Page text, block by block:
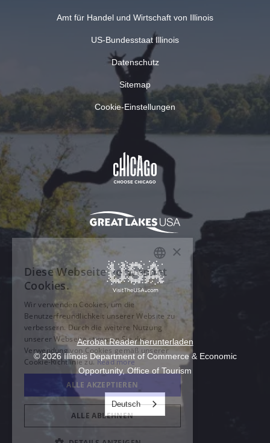
Amt für Handel und Wirtschaft von Illinois
US-Bundesstaat Illinois
Datenschutz
Sitemap
Cookie-Einstellungen
Acrobat Reader herunterladen
© 2026 Illinois Department of Commerce & Economic
Opportunity, Office of Tourism
Deutsch